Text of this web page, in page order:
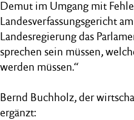
Demut im Umgang mit
Landesverfassungsgericht
Landesregierung das
sprechen sein müssen,
werden müssen.“
Bernd Buchholz, der
ergänzt: